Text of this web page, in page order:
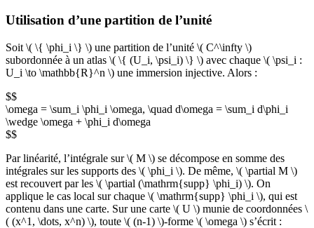
Utilisation d’une partition de l’unité
Soit \( \{ \phi_i \} \) une partition de l’unité \( C^\infty \)
subordonnée à un atlas \( \{ (U_i, \psi_i) \} \) avec chaque \( \psi_i :
U_i \to \mathbb{R}^n \) une immersion injective. Alors :
$$
\omega = \sum_i \phi_i \omega, \quad d\omega = \sum_i d\phi_i
\wedge \omega + \phi_i d\omega
$$
Par linéarité, l’intégrale sur \( M \) se décompose en somme des
intégrales sur les supports des \( \phi_i \). De même, \( \partial M \)
est recouvert par les \( \partial (\mathrm{supp} \phi_i) \). On
applique le cas local sur chaque \( \mathrm{supp} \phi_i \), qui est
contenu dans une carte. Sur une carte \( U \) munie de coordonnées \
( (x^1, \dots, x^n) \), toute \( (n-1) \)-forme \( \omega \) s’écrit :